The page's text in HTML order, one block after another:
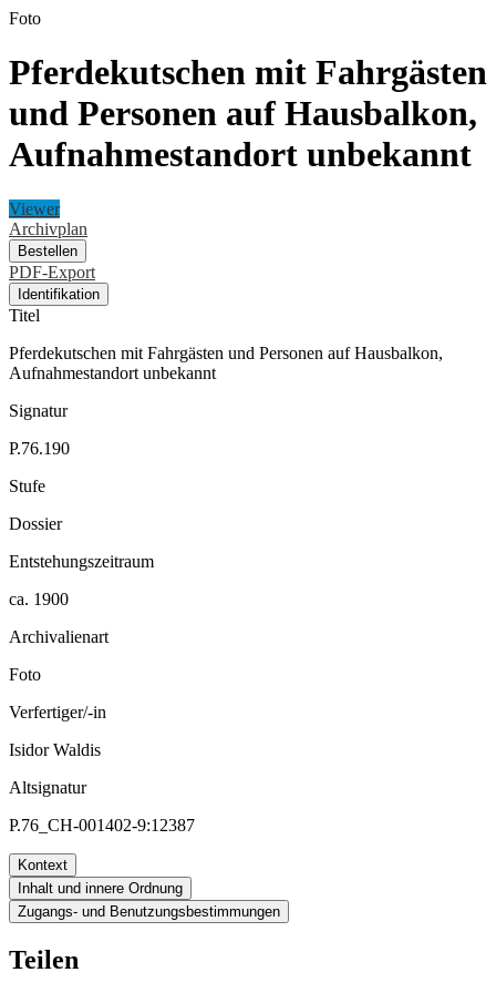
Foto
Pferdekutschen mit Fahrgästen
und Personen auf Hausbalkon,
Aufnahmestandort unbekannt
Viewer
Archivplan
Bestellen
PDF-Export
Identifikation
Titel
Pferdekutschen mit Fahrgästen und Personen auf Hausbalkon,
Aufnahmestandort unbekannt
Signatur
P.76.190
Stufe
Dossier
Entstehungszeitraum
ca. 1900
Archivalienart
Foto
Verfertiger/-in
Isidor Waldis
Altsignatur
P.76_CH-001402-9:12387
Kontext
Inhalt und innere Ordnung
Zugangs- und Benutzungsbestimmungen
Teilen